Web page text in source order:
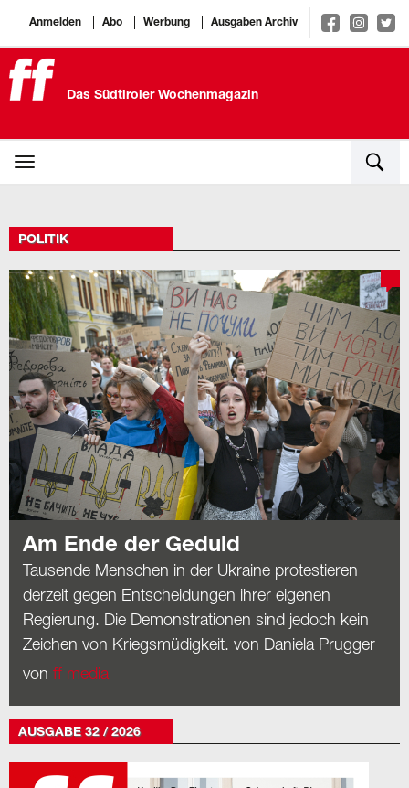
Anmelden Abo Werbung Ausgaben Archiv
Das Südtiroler Wochenmagazin
POLITIK
Am Ende der Geduld
Tausende Menschen in der Ukraine protestieren
derzeit gegen Entscheidungen ihrer eigenen
Regierung. Die Demonstrationen sind jedoch kein
Zeichen von Kriegsmüdigkeit. von Daniela Prugger
von ff media
AUSGABE 32 / 2026